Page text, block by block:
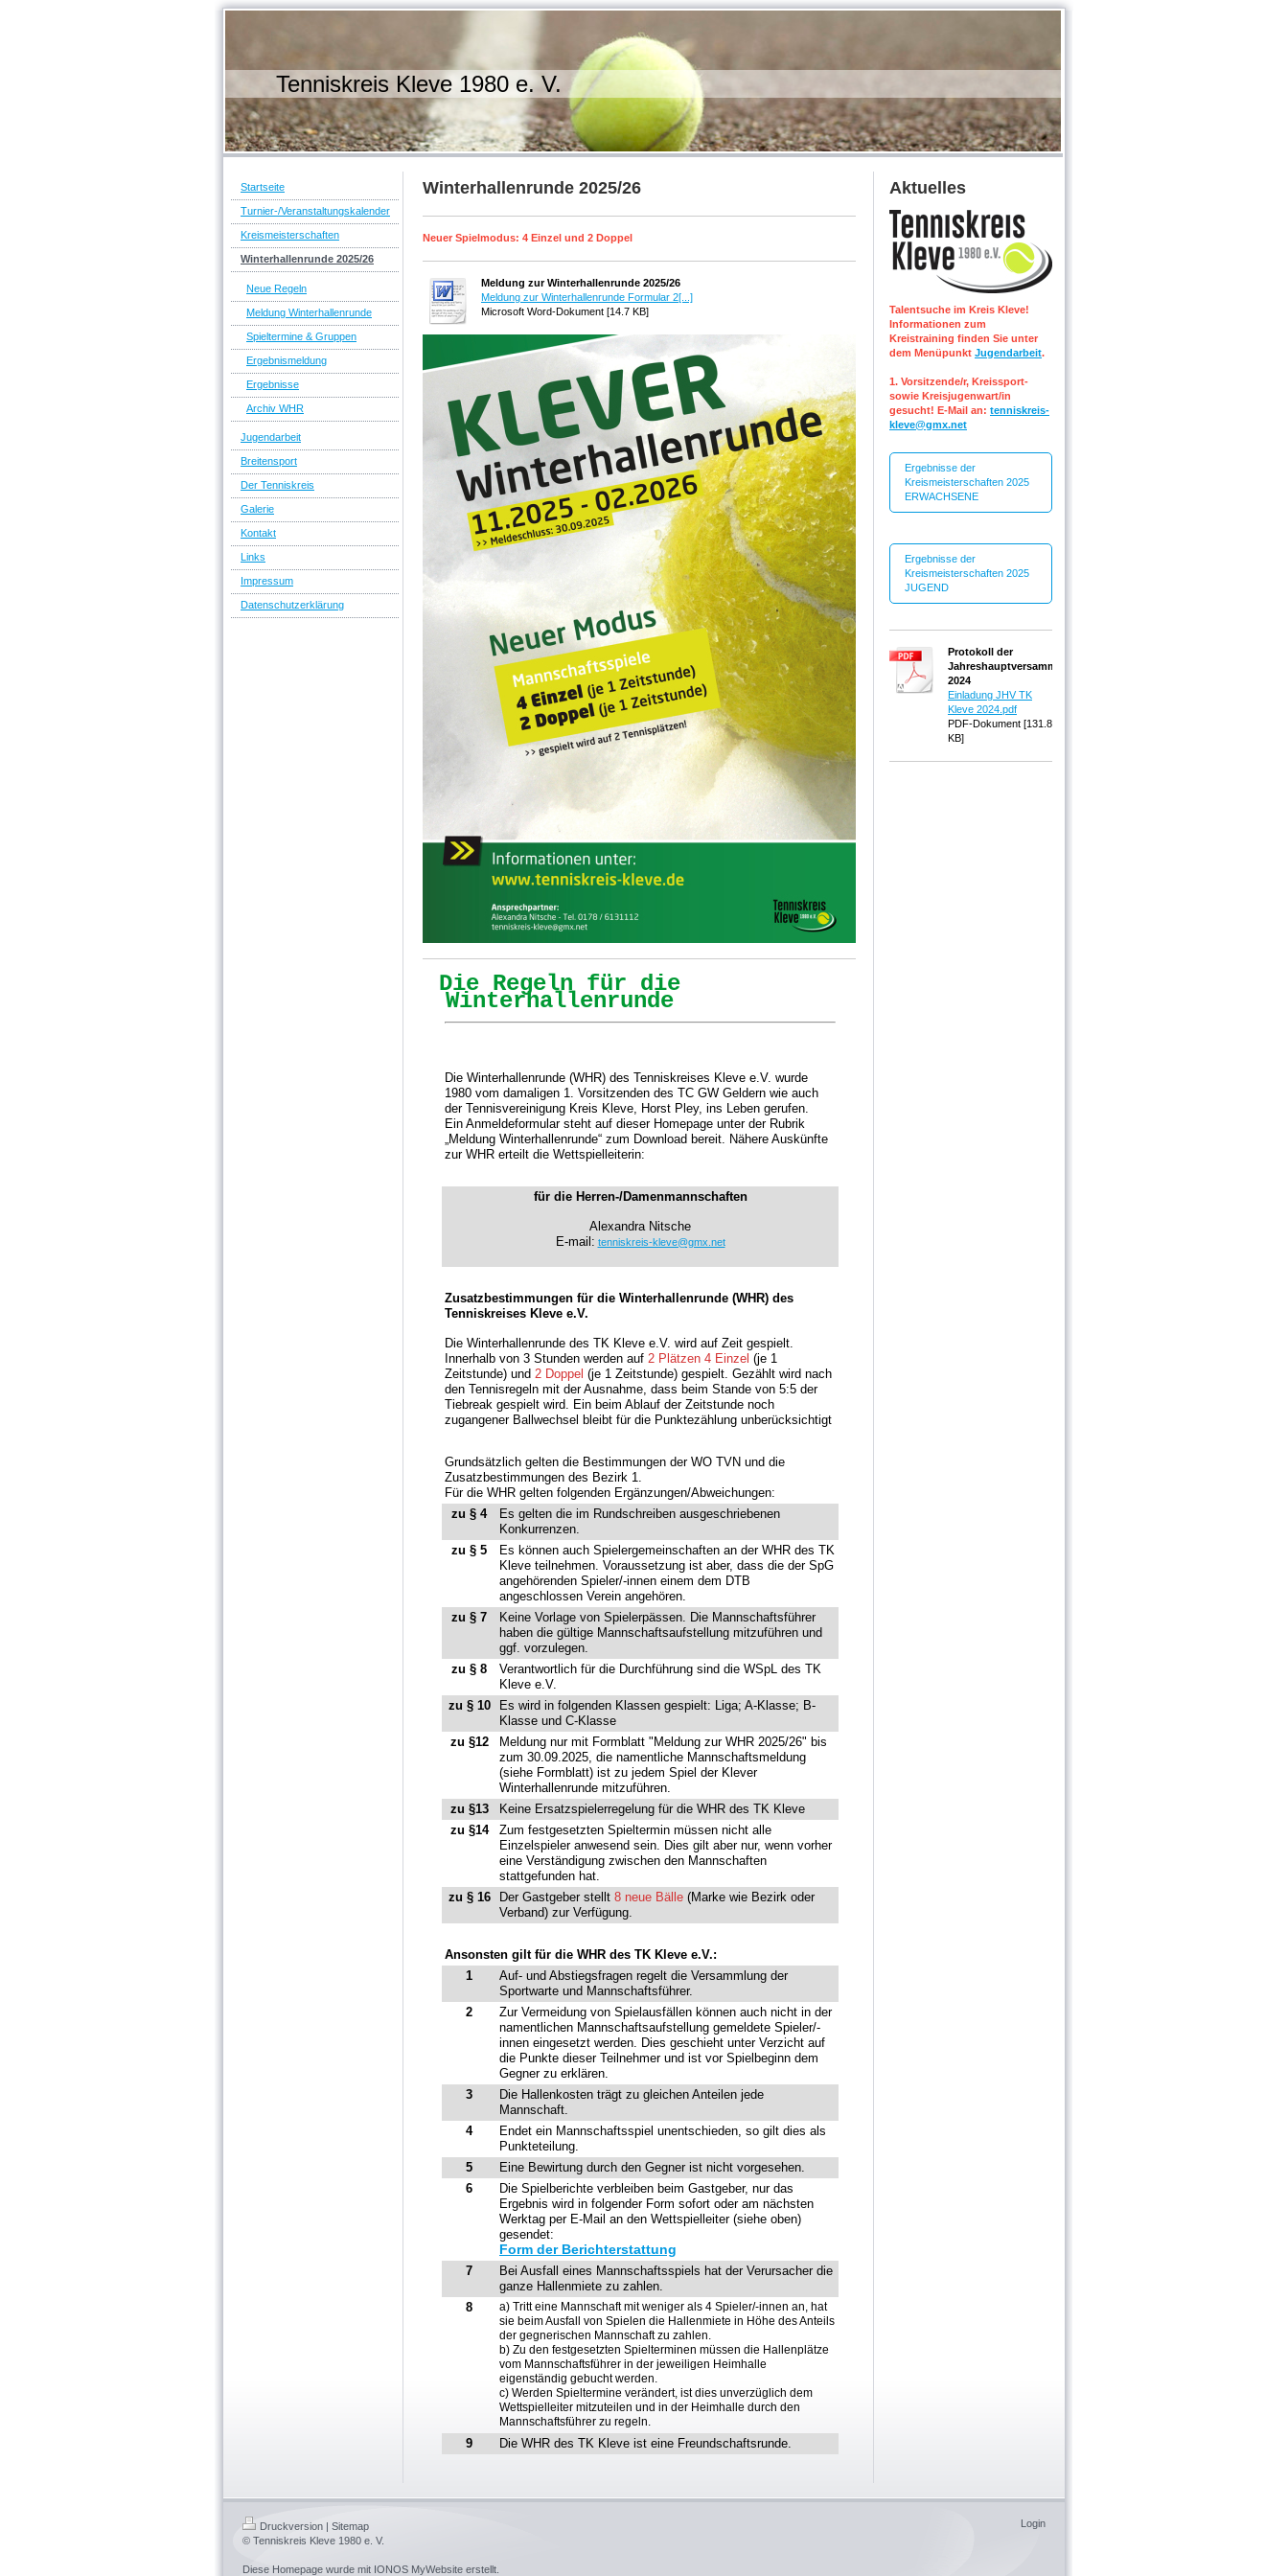
Tenniskreis Kleve 1980 e. V.
Startseite
Turnier-/Veranstaltungskalender
Kreismeisterschaften
Winterhallenrunde 2025/26
Neue Regeln
Meldung Winterhallenrunde
Spieltermine & Gruppen
Ergebnismeldung
Ergebnisse
Archiv WHR
Jugendarbeit
Breitensport
Der Tenniskreis
Galerie
Kontakt
Links
Impressum
Datenschutzerklärung
Winterhallenrunde 2025/26
Neuer Spielmodus: 4 Einzel und 2 Doppel
Meldung zur Winterhallenrunde 2025/26
Meldung zur Winterhallenrunde Formular 2[...]
Microsoft Word-Dokument [14.7 KB]
Die Regeln für die
Winterhallenrunde
Die Winterhallenrunde (WHR) des Tenniskreises Kleve e.V. wurde
1980 vom damaligen 1. Vorsitzenden des TC GW Geldern wie auch
der Tennisvereinigung Kreis Kleve, Horst Pley, ins Leben gerufen.
Ein Anmeldeformular steht auf dieser Homepage unter der Rubrik
„Meldung Winterhallenrunde“ zum Download bereit. Nähere Auskünfte
zur WHR erteilt die Wettspielleiterin:
für die Herren-/Damenmannschaften
Alexandra Nitsche
E-mail: tenniskreis-kleve@gmx.net
Zusatzbestimmungen für die Winterhallenrunde (WHR) des
Tenniskreises Kleve e.V.
Die Winterhallenrunde des TK Kleve e.V. wird auf Zeit gespielt.
Innerhalb von 3 Stunden werden auf 2 Plätzen 4 Einzel (je 1
Zeitstunde) und 2 Doppel (je 1 Zeitstunde) gespielt. Gezählt wird nach
den Tennisregeln mit der Ausnahme, dass beim Stande von 5:5 der
Tiebreak gespielt wird. Ein beim Ablauf der Zeitstunde noch
zugangener Ballwechsel bleibt für die Punktezählung unberücksichtigt
Grundsätzlich gelten die Bestimmungen der WO TVN und die
Zusatzbestimmungen des Bezirk 1.
Für die WHR gelten folgenden Ergänzungen/Abweichungen:
zu § 4
Es gelten die im Rundschreiben ausgeschriebenen
Konkurrenzen.
zu § 5
Es können auch Spielergemeinschaften an der WHR des TK
Kleve teilnehmen. Voraussetzung ist aber, dass die der SpG
angehörenden Spieler/-innen einem dem DTB
angeschlossen Verein angehören.
zu § 7
Keine Vorlage von Spielerpässen. Die Mannschaftsführer
haben die gültige Mannschaftsaufstellung mitzuführen und
ggf. vorzulegen.
zu § 8
Verantwortlich für die Durchführung sind die WSpL des TK
Kleve e.V.
zu § 10
Es wird in folgenden Klassen gespielt: Liga; A-Klasse; B-
Klasse und C-Klasse
zu §12
Meldung nur mit Formblatt "Meldung zur WHR 2025/26" bis
zum 30.09.2025, die namentliche Mannschaftsmeldung
(siehe Formblatt) ist zu jedem Spiel der Klever
Winterhallenrunde mitzuführen.
zu §13
Keine Ersatzspielerregelung für die WHR des TK Kleve
zu §14
Zum festgesetzten Spieltermin müssen nicht alle
Einzelspieler anwesend sein. Dies gilt aber nur, wenn vorher
eine Verständigung zwischen den Mannschaften
stattgefunden hat.
zu § 16
Der Gastgeber stellt 8 neue Bälle (Marke wie Bezirk oder
Verband) zur Verfügung.
Ansonsten gilt für die WHR des TK Kleve e.V.:
1
Auf- und Abstiegsfragen regelt die Versammlung der
Sportwarte und Mannschaftsführer.
2
Zur Vermeidung von Spielausfällen können auch nicht in der
namentlichen Mannschaftsaufstellung gemeldete Spieler/-
innen eingesetzt werden. Dies geschieht unter Verzicht auf
die Punkte dieser Teilnehmer und ist vor Spielbeginn dem
Gegner zu erklären.
3
Die Hallenkosten trägt zu gleichen Anteilen jede
Mannschaft.
4
Endet ein Mannschaftsspiel unentschieden, so gilt dies als
Punkteteilung.
5
Eine Bewirtung durch den Gegner ist nicht vorgesehen.
6
Die Spielberichte verbleiben beim Gastgeber, nur das
Ergebnis wird in folgender Form sofort oder am nächsten
Werktag per E-Mail an den Wettspielleiter (siehe oben)
gesendet:
Form der Berichterstattung
7
Bei Ausfall eines Mannschaftsspiels hat der Verursacher die
ganze Hallenmiete zu zahlen.
8
a) Tritt eine Mannschaft mit weniger als 4 Spieler/-innen an, hat
sie beim Ausfall von Spielen die Hallenmiete in Höhe des Anteils
der gegnerischen Mannschaft zu zahlen.
b) Zu den festgesetzten Spielterminen müssen die Hallenplätze
vom Mannschaftsführer in der jeweiligen Heimhalle
eigenständig gebucht werden.
c) Werden Spieltermine verändert, ist dies unverzüglich dem
Wettspielleiter mitzuteilen und in der Heimhalle durch den
Mannschaftsführer zu regeln.
9 Die WHR des TK Kleve ist eine Freundschaftsrunde.
Aktuelles
Talentsuche im Kreis Kleve!
Informationen zum
Kreistraining finden Sie unter
dem Menüpunkt Jugendarbeit.
1. Vorsitzende/r, Kreissport-
sowie Kreisjugenwart/in
gesucht! E-Mail an: tenniskreis-
kleve@gmx.net
Ergebnisse der
Kreismeisterschaften 2025
ERWACHSENE
Ergebnisse der
Kreismeisterschaften 2025
JUGEND
Protokoll der
Jahreshauptversammlung
2024
Einladung JHV TK
Kleve 2024.pdf
PDF-Dokument [131.8
KB]
Druckversion | Sitemap
© Tenniskreis Kleve 1980 e. V.
Diese Homepage wurde mit IONOS MyWebsite erstellt.
Login